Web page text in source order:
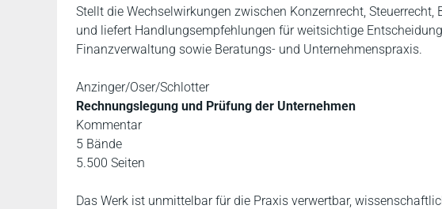
Stellt die Wechselwirkungen zwischen Konzernrecht,
und liefert Handlungsempfehlungen für weitsichtige
Finanzverwaltung sowie Beratungs- und Unternehmenspraxis.
Anzinger/Oser/Schlotter
Rechnungslegung und Prüfung der Unternehmen
Kommentar
5 Bände
5.500 Seiten
Das Werk ist unmittelbar für die Praxis verwertbar,